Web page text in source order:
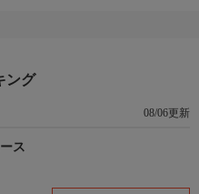
ング
08/06更新
ス